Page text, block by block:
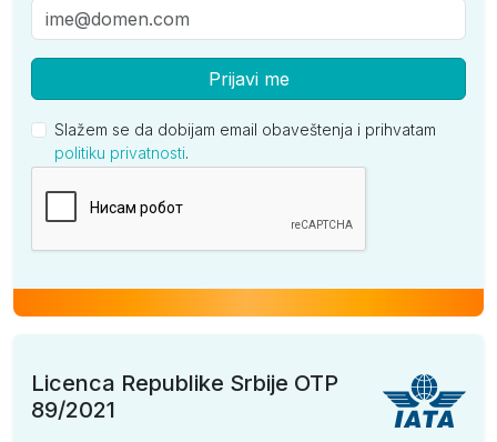
Prijavi me
Slažem se da dobijam email obaveštenja i prihvatam
politiku privatnosti.
Licenca Republike Srbije OTP
89/2021